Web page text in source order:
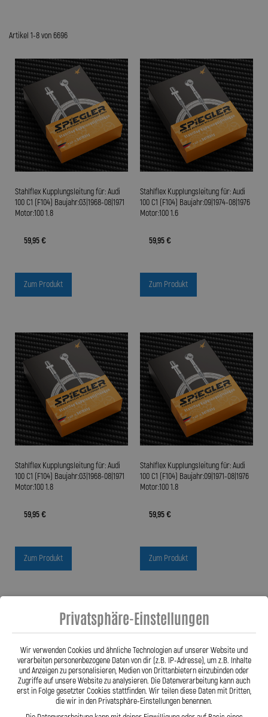
Artikel 1-8 von 6696
Stahlflex Kupplungsleitung für: Audi
100 C1 (F104) Baujahr:03|1968-08|1971
Motor:100 1.8
59,95 €
Zum Produkt
Stahlflex Kupplungsleitung für: Audi
100 C1 (F104) Baujahr:09|1974-08|1976
Motor:100 1.6
59,95 €
Zum Produkt
Stahlflex Kupplungsleitung für: Audi
100 C1 (F104) Baujahr:03|1968-08|1971
Motor:100 1.8
59,95 €
Zum Produkt
Stahlflex Kupplungsleitung für: Audi
100 C1 (F104) Baujahr:09|1971-08|1976
Motor:100 1.8
59,95 €
Zum Produkt
Privatsphäre-Einstellungen
Wir verwenden Cookies und ähnliche Technologien auf unserer Website und
verarbeiten personenbezogene Daten von dir (z.B. IP-Adresse), um z.B. Inhalte
und Anzeigen zu personalisieren, Medien von Drittanbietern einzubinden oder
Zugriffe auf unsere Website zu analysieren. Die Datenverarbeitung kann auch
erst in Folge gesetzter Cookies stattfinden. Wir teilen diese Daten mit Dritten,
die wir in den Privatsphäre-Einstellungen benennen.